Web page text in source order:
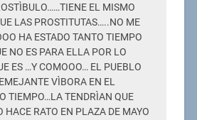
EL MISMO
LAS PROSTITUTAS…..NO ME
HA ESTADO TANTO TIEMPO
NO ES PARA ELLA POR LO
ES …Y COMOOO… EL PUEBLO
VÌBORA EN EL
TIEMPO…LA TENDRÌAN QUE
HACE RATO EN PLAZA DE MAYO